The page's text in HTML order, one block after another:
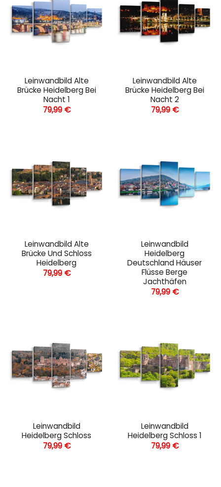
Leinwandbild Alte
Brücke Heidelberg Bei
Nacht 1
79,99 €
Leinwandbild Alte
Brücke Heidelberg Bei
Nacht 2
79,99 €
Leinwandbild Alte
Brücke Und Schloss
Heidelberg
79,99 €
Leinwandbild
Heidelberg
Deutschland Häuser
Flüsse Berge
Jachthäfen
79,99 €
Leinwandbild
Heidelberg Schloss
79,99 €
Leinwandbild
Heidelberg Schloss 1
79,99 €